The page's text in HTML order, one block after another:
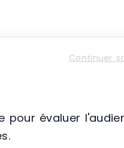
Continuer
pour évaluer